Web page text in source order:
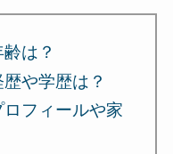
は？
や学歴は？
フィールや家